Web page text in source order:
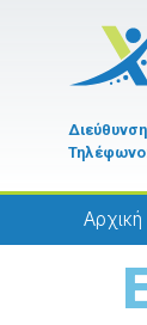
Αρχική